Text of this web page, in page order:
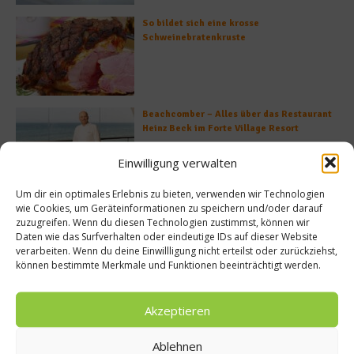
Einwilligung verwalten
Um dir ein optimales Erlebnis zu bieten, verwenden wir Technologien
wie Cookies, um Geräteinformationen zu speichern und/oder darauf
zuzugreifen. Wenn du diesen Technologien zustimmst, können wir
Daten wie das Surfverhalten oder eindeutige IDs auf dieser Website
verarbeiten. Wenn du deine Einwillligung nicht erteilst oder zurückziehst,
können bestimmte Merkmale und Funktionen beeinträchtigt werden.
Akzeptieren
Ablehnen
So bildet sich eine krosse
Schweinebratenkruste
Beachcomber – Alles über das Restaurant
Heinz Beck im Forte Village Resort
Was ist der Unterschied zwischen Limonen
und Limetten?